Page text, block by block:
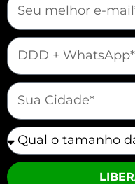
Seu Site
Adicionar um
uma estratégia
um passo a
implementar
site.
Passo 1:
mauticform[telefone]
mauticform[cidade]
mauticform[equipe]